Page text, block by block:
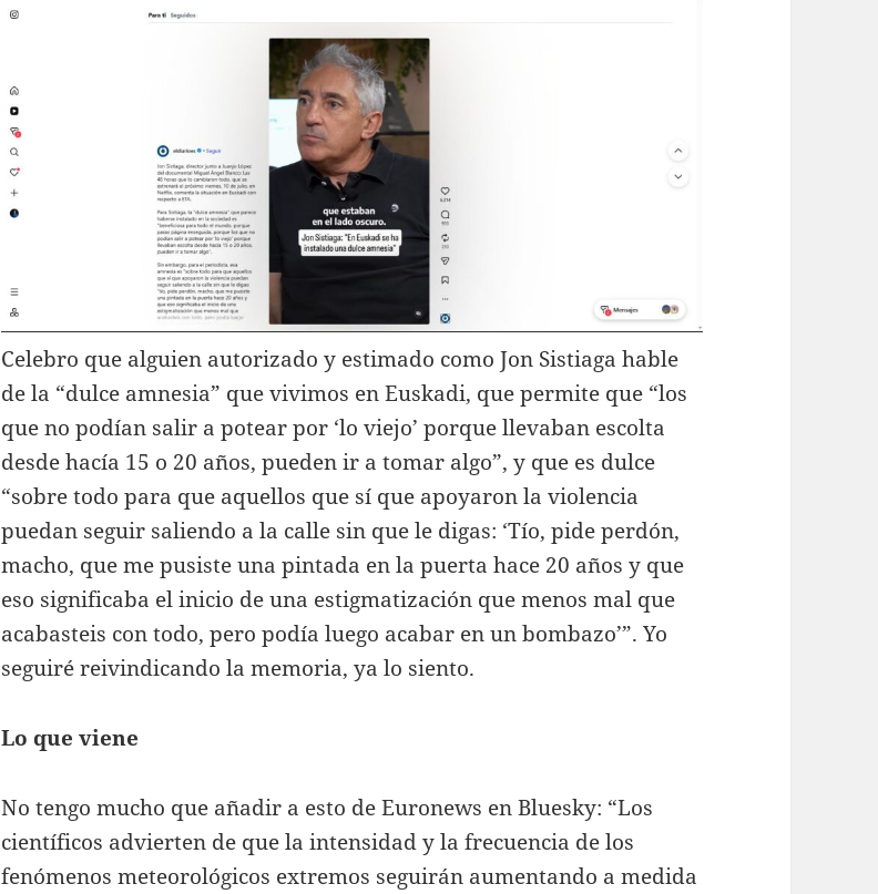
Celebro que alguien autorizado y estimado como Jon Sistiaga hable
de la “dulce amnesia” que vivimos en Euskadi, que permite que “los
que no podían salir a potear por ‘lo viejo’ porque llevaban escolta
desde hacía 15 o 20 años, pueden ir a tomar algo”, y que es dulce
“sobre todo para que aquellos que sí que apoyaron la violencia
puedan seguir saliendo a la calle sin que le digas: ‘Tío, pide perdón,
macho, que me pusiste una pintada en la puerta hace 20 años y que
eso significaba el inicio de una estigmatización que menos mal que
acabasteis con todo, pero podía luego acabar en un bombazo’”. Yo
seguiré reivindicando la memoria, ya lo siento.
Lo que viene
No tengo mucho que añadir a esto de Euronews en Bluesky: “Los
científicos advierten de que la intensidad y la frecuencia de los
fenómenos meteorológicos extremos seguirán aumentando a medida